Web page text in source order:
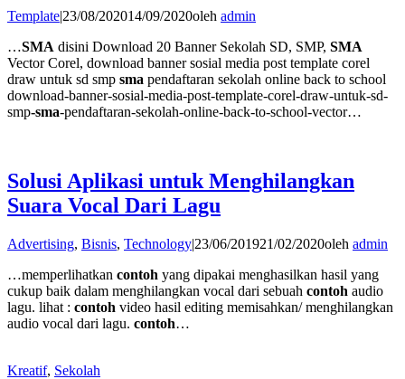
Template|23/08/202014/09/2020oleh admin
…SMA disini Download 20 Banner Sekolah SD, SMP, SMA
Vector Corel, download banner sosial media post template corel
draw untuk sd smp sma pendaftaran sekolah online back to school
download-banner-sosial-media-post-template-corel-draw-untuk-sd-
smp-sma-pendaftaran-sekolah-online-back-to-school-vector…
Solusi Aplikasi untuk Menghilangkan
Suara Vocal Dari Lagu
Advertising, Bisnis, Technology|23/06/201921/02/2020oleh admin
…memperlihatkan contoh yang dipakai menghasilkan hasil yang
cukup baik dalam menghilangkan vocal dari sebuah contoh audio
lagu. lihat : contoh video hasil editing memisahkan/ menghilangkan
audio vocal dari lagu. contoh…
Kreatif, Sekolah